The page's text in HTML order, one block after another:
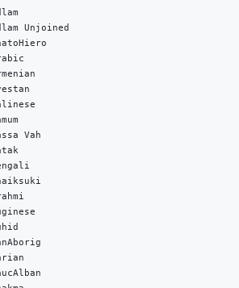
Unjoined
Vah